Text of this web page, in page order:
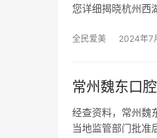
您详细揭晓杭州西
全民爱美 2024年7
常州魏东口
经查资料，常州魏
当地监管部门批准